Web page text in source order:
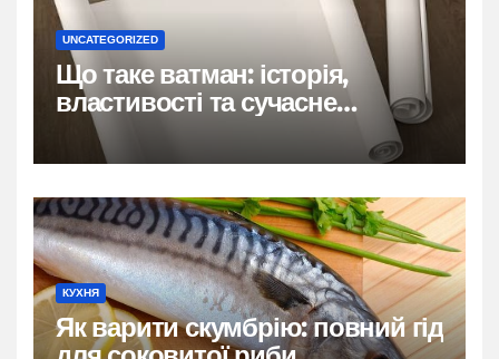
UNCATEGORIZED
Що таке ватман: історія,
властивості та сучасне
застосування
КУХНЯ
Як варити скумбрію: повний гід